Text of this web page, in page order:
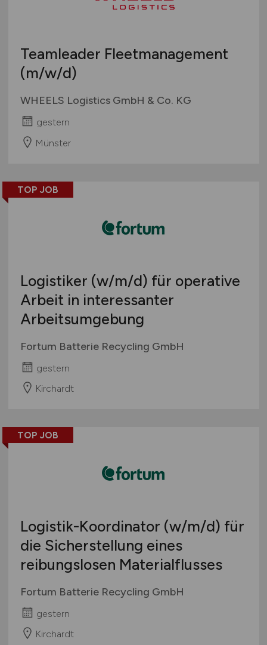
Teamleader Fleetmanagement
(m/w/d)
WHEELS Logistics GmbH & Co. KG
gestern
Münster
TOP JOB
Logistiker (w/m/d) für operative
Arbeit in interessanter
Arbeitsumgebung
Fortum Batterie Recycling GmbH
gestern
Kirchardt
TOP JOB
Logistik-Koordinator (w/m/d) für
die Sicherstellung eines
reibungslosen Materialflusses
Fortum Batterie Recycling GmbH
gestern
Kirchardt